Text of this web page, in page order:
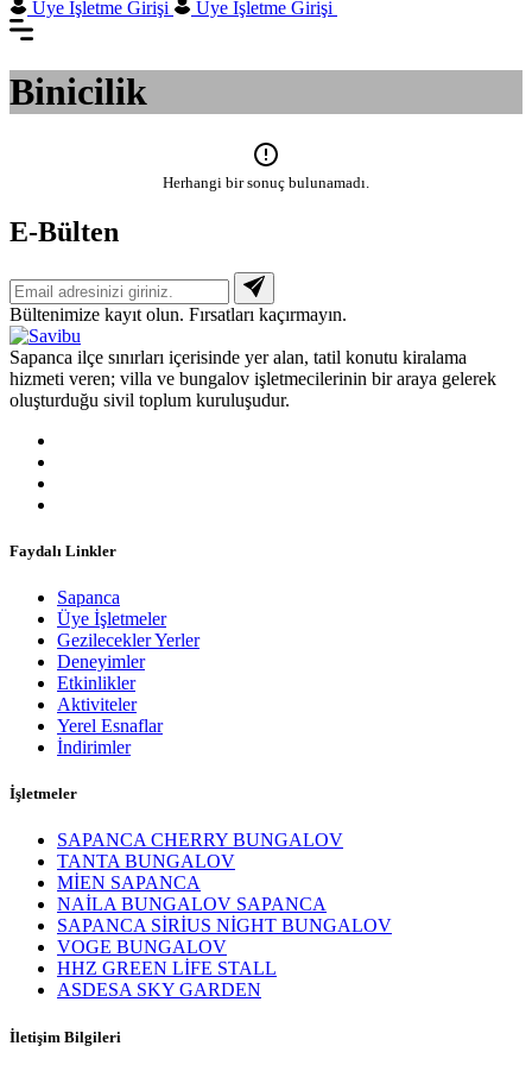
Üye İşletme Girişi Üye İşletme Girişi
Binicilik
Herhangi bir sonuç bulunamadı.
E-Bülten
Bültenimize kayıt olun. Fırsatları kaçırmayın.
Sapanca ilçe sınırları içerisinde yer alan, tatil konutu kiralama
hizmeti veren; villa ve bungalov işletmecilerinin bir araya gelerek
oluşturduğu sivil toplum kuruluşudur.
Faydalı Linkler
Sapanca
Üye İşletmeler
Gezilecekler Yerler
Deneyimler
Etkinlikler
Aktiviteler
Yerel Esnaflar
İndirimler
İşletmeler
SAPANCA CHERRY BUNGALOV
TANTA BUNGALOV
MİEN SAPANCA
NAİLA BUNGALOV SAPANCA
SAPANCA SİRİUS NİGHT BUNGALOV
VOGE BUNGALOV
HHZ GREEN LİFE STALL
ASDESA SKY GARDEN
İletişim Bilgileri